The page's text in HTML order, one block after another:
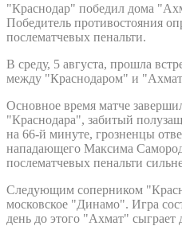
"Краснодар" победил дома
Победитель противостояния
послематчевых пенальти.
В среду, 5 августа, прошла
между "Краснодаром" и
Основное время матче
"Краснодара", забитый
на 66-й минуте, грозненцы
нападающего Максима
послематчевых пенальти
Следующим соперником
московское "Динамо". Игра
день до этого "Ахмат"